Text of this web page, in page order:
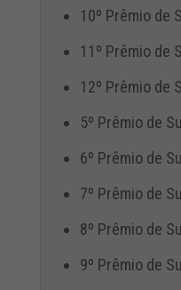
10º Prêmio de
11º Prêmio de
12º Prêmio de
5º Prêmio de
6º Prêmio de
7º Prêmio de
8º Prêmio de
9º Prêmio de